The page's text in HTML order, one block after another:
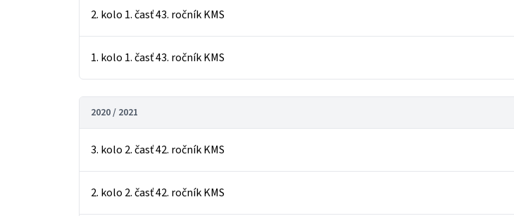
2. kolo 1. časť 43. ročník KMS
1. kolo 1. časť 43. ročník KMS
2020 / 2021
3. kolo 2. časť 42. ročník KMS
2. kolo 2. časť 42. ročník KMS